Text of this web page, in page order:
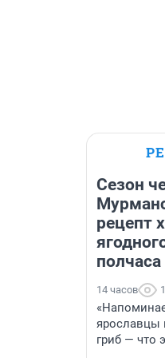
Сезон
рецепт
полчаса
14 часов
ярославцы
гриб — что